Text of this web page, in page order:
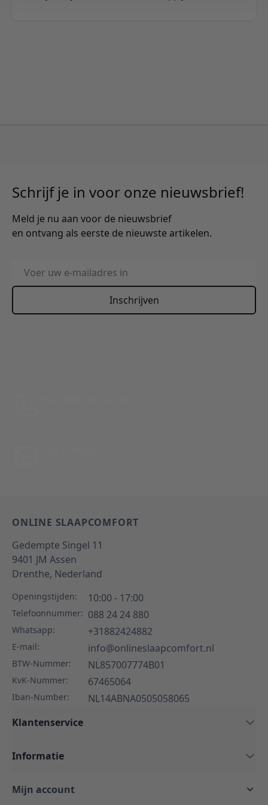
Schrijf je in voor onze nieuwsbrief!
Meld je nu aan voor de nieuwsbrief
en ontvang als eerste de nieuwste artikelen.
E-mailadres
Inschrijven
ONLINE SLAAPCOMFORT
Gedempte Singel 11
9401 JM Assen
Drenthe, Nederland
Openingstijden: 10:00 - 17:00
Telefoonnummer: 088 24 24 880
Whatsapp: +31882424882
E-mail: info@onlineslaapcomfort.nl
BTW-Nummer: NL857007774B01
KvK-Nummer: 67465064
Iban-Number:
NL14ABNA0505058065
Klantenservice
Informatie
Mijn account